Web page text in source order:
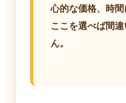
心的な価格、時間
ここを選べば間
ん。